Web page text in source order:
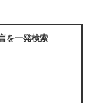
を一発検索